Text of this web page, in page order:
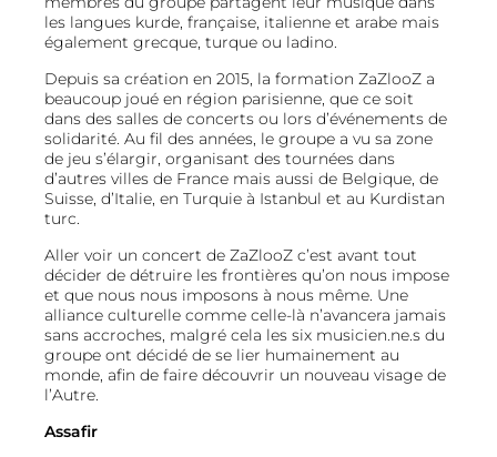
les langues kurde, française, italienne et arabe mais
également grecque, turque ou ladino.
Depuis sa création en 2015, la formation ZaZlooZ a
beaucoup joué en région parisienne, que ce soit
dans des salles de concerts ou lors d’événements de
solidarité. Au fil des années, le groupe a vu sa zone
de jeu s’élargir, organisant des tournées dans
d’autres villes de France mais aussi de Belgique, de
Suisse, d’Italie, en Turquie à Istanbul et au Kurdistan
turc.
Aller voir un concert de ZaZlooZ c’est avant tout
décider de détruire les frontières qu’on nous impose
et que nous nous imposons à nous même. Une
alliance culturelle comme celle-là n’avancera jamais
sans accroches, malgré cela les six musicien.ne.s du
groupe ont décidé de se lier humainement au
monde, afin de faire découvrir un nouveau visage de
l’Autre.
Assafir